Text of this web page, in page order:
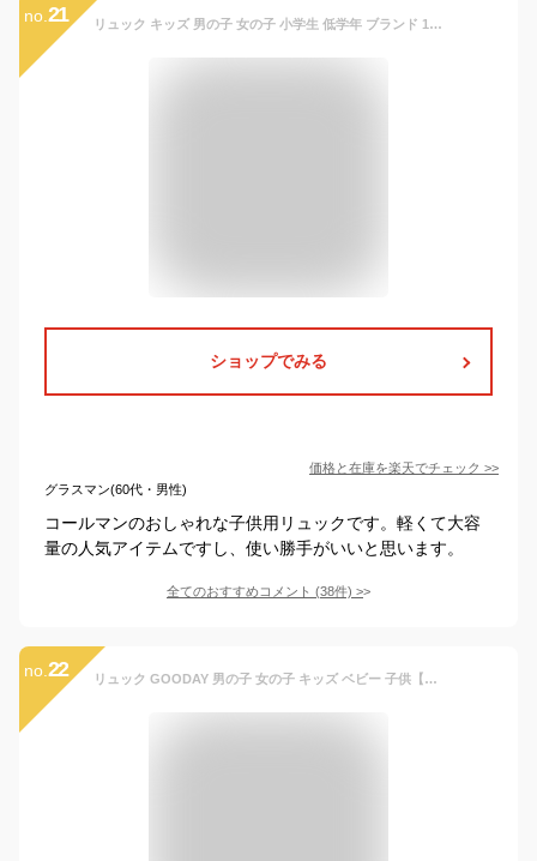
no. 21 リュック キッズ 男の子 女の子 小学生 低学年 ブランド 10L 幼稚園 保育園 園児 リュックサック コールマン Coleman 通園 こども 子供 子ども アウトドア 学童 通学 シンプル おしゃれ かわいい 丈夫 遠足 デイパック お祝い ハーネス ジュニア 人気 3歳 4歳 5歳 6歳 7歳
ショップでみる
価格と在庫を楽天でチェック >>
グラスマン(60代・男性)
コールマンのおしゃれな子供用リュックです。軽くて大容
量の人気アイテムですし、使い勝手がいいと思います。
全てのおすすめコメント (38件) >
no. 22 リュック GOODAY 男の子 女の子 キッズ ベビー 子供【送料無料(離島除く)】 （XS～XL） 【Ocean&Ground】入園準備 入学準備 保育園 幼稚園 小学生 レディース 通園 通学 通勤 軽量 大容量 遠足 修学旅行 バッグ A4 シンプル おしゃれ かわいい